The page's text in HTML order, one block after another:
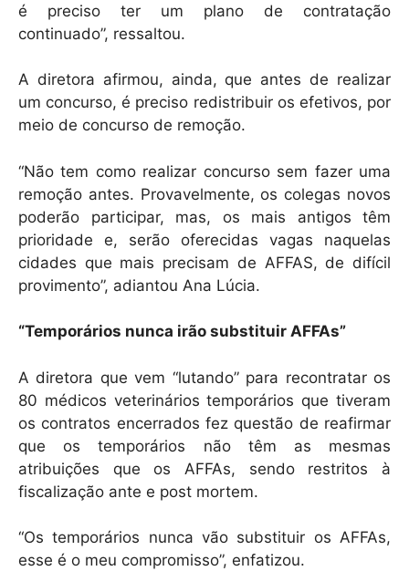
é preciso ter um plano de contratação
continuado”, ressaltou.
A diretora afirmou, ainda, que antes de realizar
um concurso, é preciso redistribuir os efetivos, por
meio de concurso de remoção.
“Não tem como realizar concurso sem fazer uma
remoção antes. Provavelmente, os colegas novos
poderão participar, mas, os mais antigos têm
prioridade e, serão oferecidas vagas naquelas
cidades que mais precisam de AFFAS, de difícil
provimento”, adiantou Ana Lúcia.
“Temporários nunca irão substituir AFFAs”
A diretora que vem “lutando” para recontratar os
80 médicos veterinários temporários que tiveram
os contratos encerrados fez questão de reafirmar
que os temporários não têm as mesmas
atribuições que os AFFAs, sendo restritos à
fiscalização ante e post mortem.
“Os temporários nunca vão substituir os AFFAs,
esse é o meu compromisso”, enfatizou.